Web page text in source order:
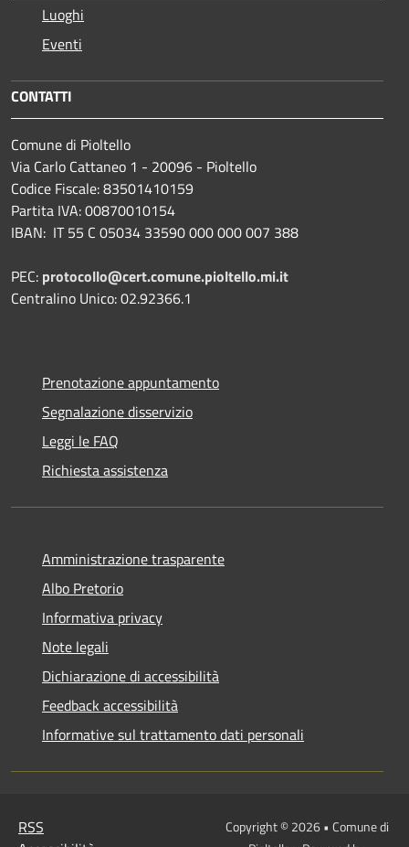
Luoghi
Eventi
CONTATTI
Comune di Pioltello
Via Carlo Cattaneo 1 - 20096 - Pioltello
Codice Fiscale: 83501410159
Partita IVA: 00870010154
IBAN: IT 55 C 05034 33590 000 000 007 388
PEC: protocollo@cert.comune.pioltello.mi.it
Centralino Unico: 02.92366.1
Prenotazione appuntamento
Segnalazione disservizio
Leggi le FAQ
Richiesta assistenza
Amministrazione trasparente
Albo Pretorio
Informativa privacy
Note legali
Dichiarazione di accessibilità
Feedback accessibilità
Informative sul trattamento dati personali
RSS
Copyright © 2026 • Comune di